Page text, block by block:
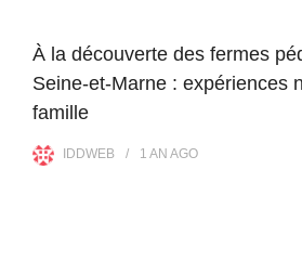
À la découverte des fermes
Seine-et-Marne : expériences
famille
IDDWEB 1 AN AGO